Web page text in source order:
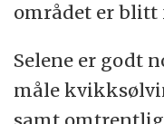
området er blitt
Selene er godt
måle